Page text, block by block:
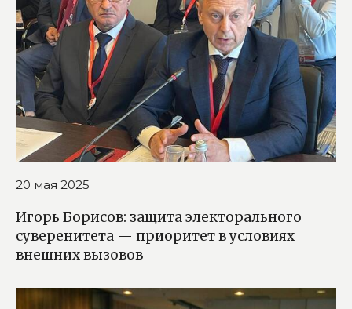
20 мая 2025
Игорь Борисов: защита электорального
суверенитета — приоритет в условиях
внешних вызовов